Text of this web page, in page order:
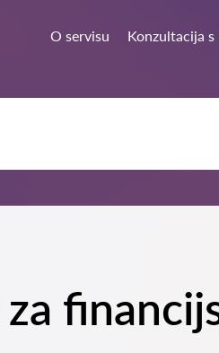
O servisu Konzultacija